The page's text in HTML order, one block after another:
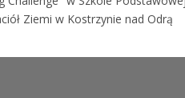
Ziemi w Kostrzynie nad Odrą